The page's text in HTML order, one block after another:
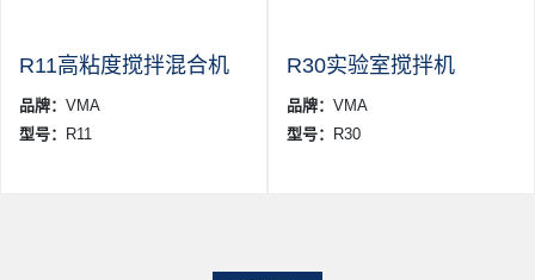
R11高粘度搅拌混合机
品牌： VMA
型号：
R11
R30实验室搅拌机
品牌： VMA
型号：
R30